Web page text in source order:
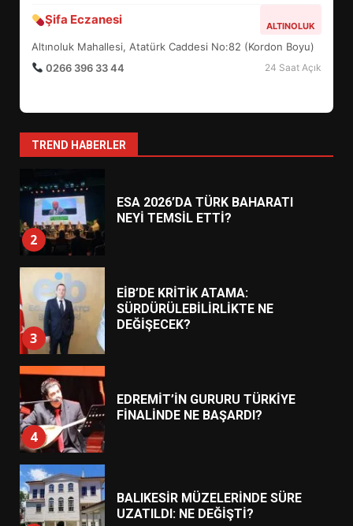
Şifa Eczanesi ALTINOLUK
Altınoluk Mahallesi, Atatürk Caddesi No:82 (Kordon Boyu)
0266 396 33 44
24 Saat Açık
TREND HABERLER
7
YENİ YÖNETİM NASIL
ŞEKİLLENDİ?
1
HAREKETE GEÇİYOR: GÖZLER
2
ESA 2026’DA TÜRK BAHARATI
NEYİ TEMSİL ETTİ?
3
EİB’DE KRİTİK ATAMA:
SÜRDÜRÜLEBİLİRLİKTE NE
DEĞİŞECEK?
4
EDREMİT’İN GURURU TÜRKİYE
FİNALİNDE NE BAŞARDI?
BALIKESİR MÜZELERİNDE SÜRE
UZATILDI: NE DEĞİŞTİ?